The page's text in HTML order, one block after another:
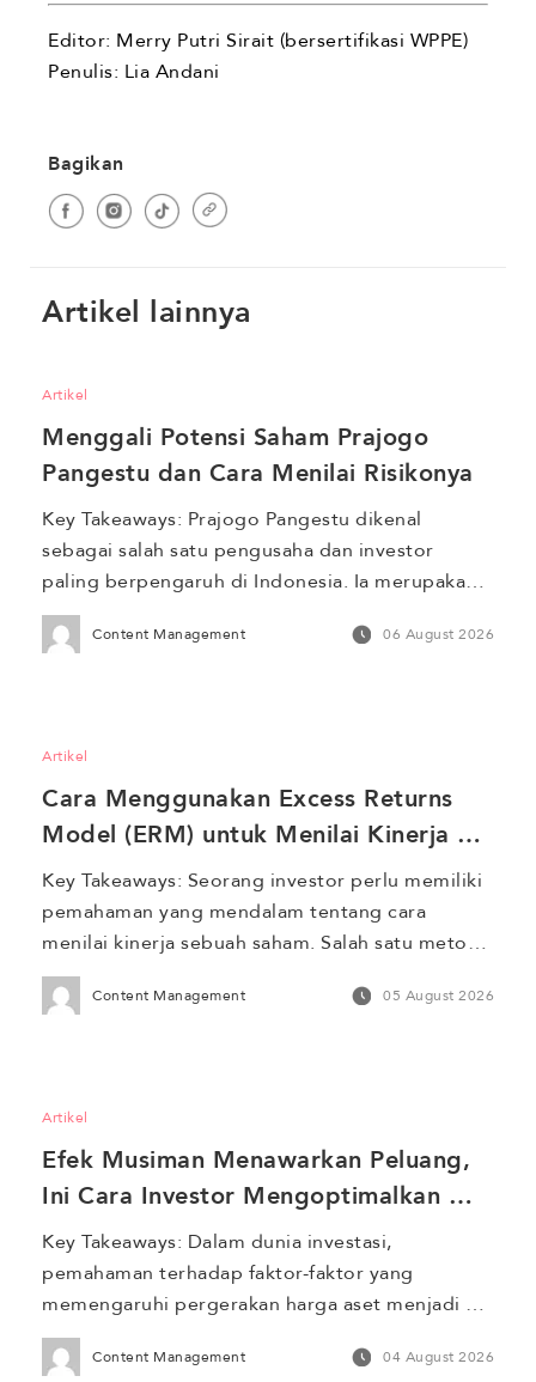
Editor: Merry Putri Sirait (bersertifikasi WPPE)
Penulis: Lia Andani
Bagikan
Artikel lainnya
Artikel
Menggali Potensi Saham Prajogo
Pangestu dan Cara Menilai Risikonya
Key Takeaways: Prajogo Pangestu dikenal
sebagai salah satu pengusaha dan investor
paling berpengaruh di Indonesia. Ia merupakan
pendiri sekaligus pemegang saham utama Grup
Barito, sebuah konglomerasi yang memiliki lini
puluhan tahun, namanya kerap masuk dalam
daftar orang terkaya di […]
Content Management 06 August 2026
Artikel
Cara Menggunakan Excess Returns
Model (ERM) untuk Menilai Kinerja
Saham
Key Takeaways: Seorang investor perlu memiliki
pemahaman yang mendalam tentang cara
menilai kinerja sebuah saham. Salah satu metode
yang sering digunakan untuk menilai kinerja
saham adalah Excess Returns Model (ERM).
pasar. Mari kita bahas lebih lanjut tentang
bagaimana menggunakan […]
Content Management 05 August 2026
Artikel
Efek Musiman Menawarkan Peluang,
Ini Cara Investor Mengoptimalkan
Timing Investasi
Key Takeaways: Dalam dunia investasi,
pemahaman terhadap faktor-faktor yang
memengaruhi pergerakan harga aset menjadi
kunci untuk mengoptimalkan hasil. Salah satu
fenomena yang menarik adalah efek musiman,
Content Management 04 August 2026